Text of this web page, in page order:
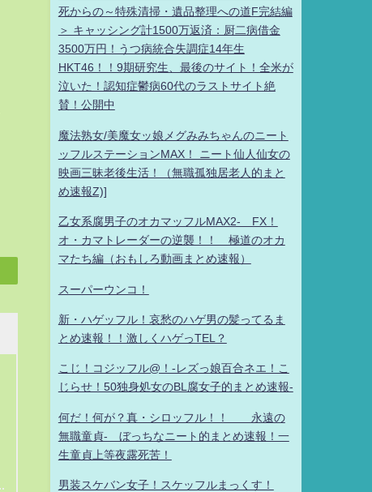
死からの～特殊清掃・遺品整理への道F完結編
＞ キャッシング計1500万返済：厨二病借金
3500万円！うつ病統合失調症14年生
HKT46！！9期研究生、最後のサイト！全米が
泣いた！認知症鬱病60代のラストサイト絶
賛！公開中
魔法熟女/美魔女ッ娘メグみみちゃんのニート
ッフルステーションMAX！ ニート仙人仙女の
映画三昧老後生活！（無職孤独居老人的まと
め速報Z)]
乙女系腐男子のオカマッフルMAX2- FX！
オ・カマトレーダーの逆襲！！ 極道のオカ
マたち編（おもしろ動画まとめ速報）
スーパーウンコ！
新・ハゲッフル！哀愁のハゲ男の髪ってるま
とめ速報！！激しくハゲっTEL？
こじ！コジッフル@！-レズっ娘百合ネエ！こ
じらせ！50独身処女のBL腐女子的まとめ速報-
何だ！何が？真・シロッフル！！ 永遠の
無職童貞- ぼっちなニート的まとめ速報！一
生童貞上等夜露死苦！
男装スケバン女子！スケッフルまっくす！